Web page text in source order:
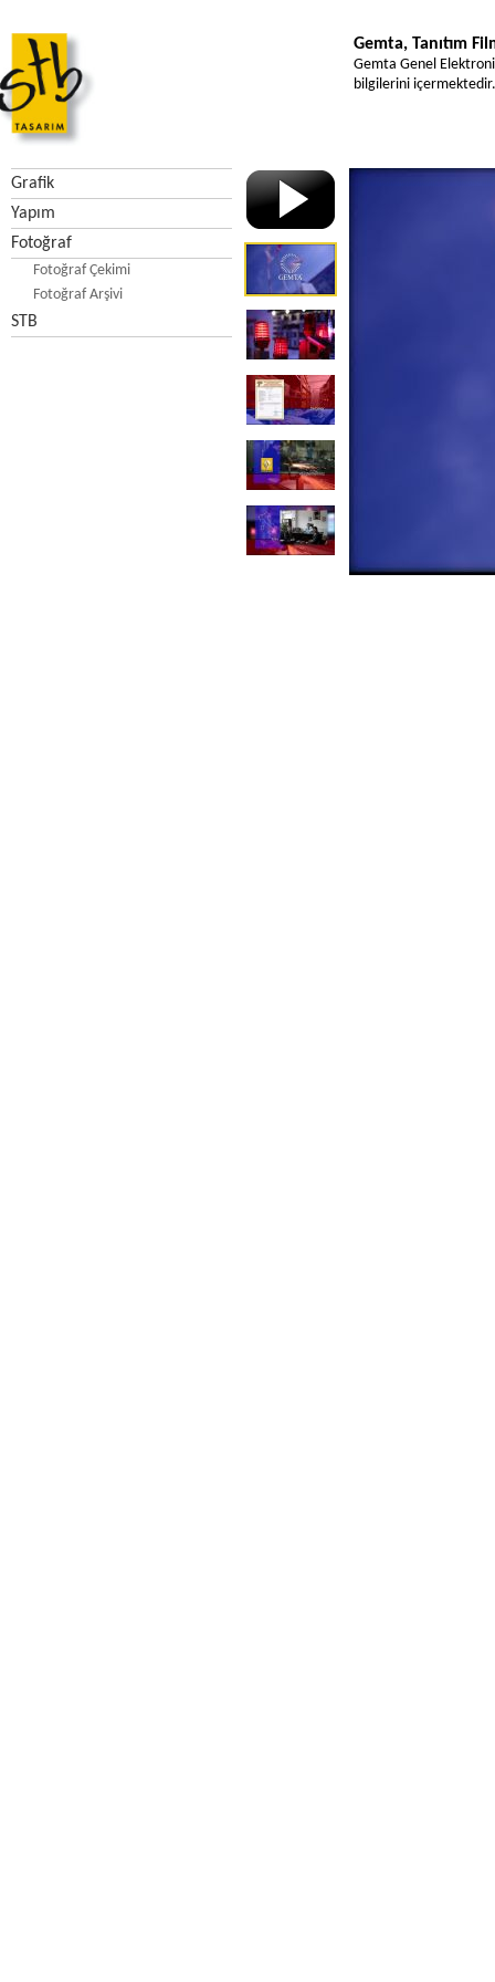
Gemta, Tanıtım
Gemta Genel
bilgilerini içermektedir.
Grafik
Yapım
Fotoğraf
Fotoğraf Çekimi
Fotoğraf Arşivi
STB